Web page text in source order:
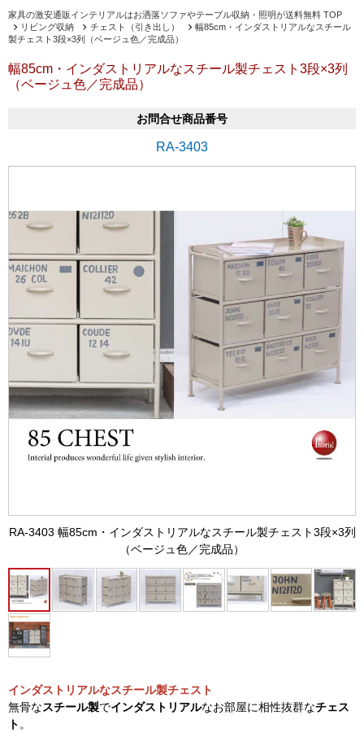
家具の激安通販インテリアルはお洒落ソファやテーブル収納・照明が送料無料 TOP
リビング収納
チェスト（引き出し）
幅85cm・インダストリアルなスチール
製チェスト3段×3列（ベージュ色／完成品）
幅85cm・インダストリアルなスチール製チェスト3段×3列
（ベージュ色／完成品）
お問合せ商品番号
RA-3403
RA-3403 幅85cm・インダストリアルなスチール製チェスト3段×3列
（ベージュ色／完成品）
インダストリアルなスチール製チェスト
無骨なスチール製でインダストリアルなお部屋に相性抜群なチェス
ト 。